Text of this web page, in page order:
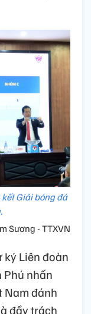
Giải bóng đá
Sương - TTXVN
ký Liên đoàn
Phú nhấn
Nam đánh
đầy trách